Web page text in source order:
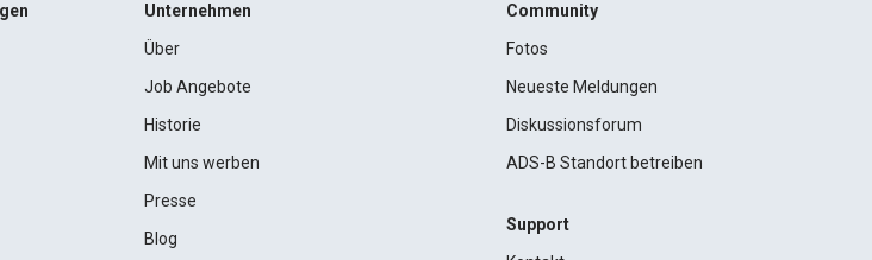
Unternehmen
Über
Job Angebote
Historie
Mit uns werben
Presse
Blog
Community
Fotos
Neueste Meldungen
Diskussionsforum
ADS-B Standort betreiben
Support